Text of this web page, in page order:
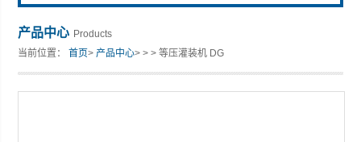
张家港市裕丰饮料机械有限公司
产品中心 Products
当前位置：首页>产品中心> > > 等压灌装机 DG